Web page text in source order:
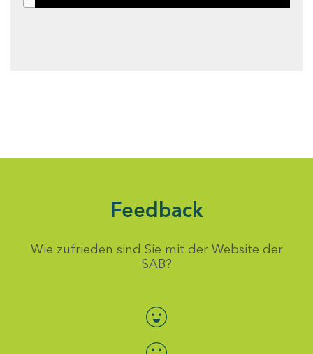
Feedback
Wie zufrieden sind Sie mit der Website der
SAB?
Bewertung auswählen